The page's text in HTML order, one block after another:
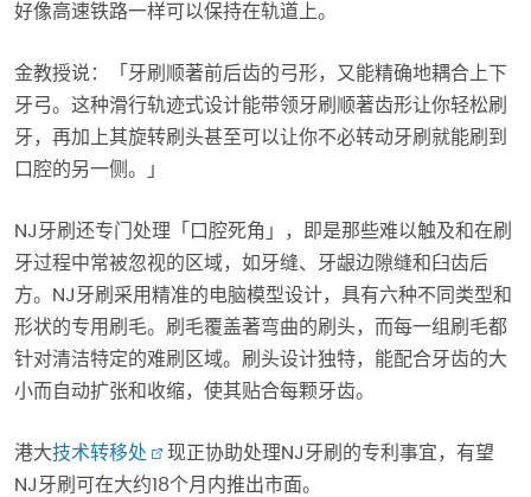
好像高速铁路一样可以保持在轨道上。
金教授说：「牙刷顺著前后齿的弓形，又能精确地耦合上下
牙弓。这种滑行轨迹式设计能带领牙刷顺著齿形让你轻松刷
牙，再加上其旋转刷头甚至可以让你不必转动牙刷就能刷到
口腔的另一侧。」
NJ牙刷还专门处理「口腔死角」，即是那些难以触及和在刷
牙过程中常被忽视的区域，如牙缝、牙龈边隙缝和臼齿后
方。NJ牙刷采用精准的电脑模型设计，具有六种不同类型和
形状的专用刷毛。刷毛覆盖著弯曲的刷头，而每一组刷毛都
针对清洁特定的难刷区域。刷头设计独特，能配合牙齿的大
小而自动扩张和收缩，使其贴合每颗牙齿。
港大技术转移处
现正协助处理NJ牙刷的专利事宜，有望
NJ牙刷可在大约18个月内推出市面。